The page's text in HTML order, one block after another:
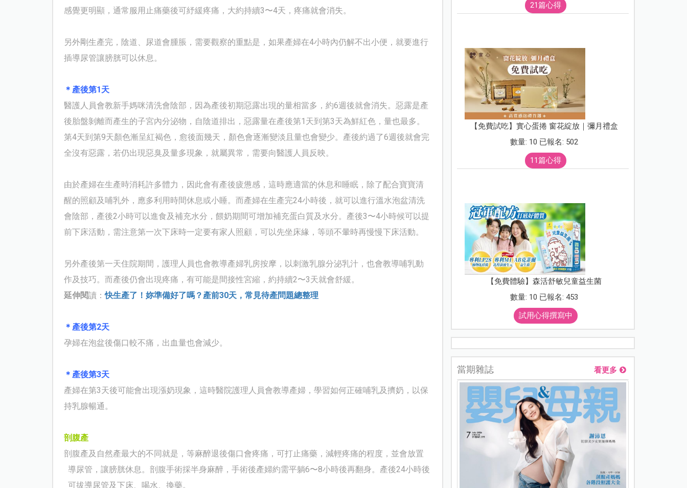
感覺更明顯，通常服用止痛藥後可紓緩疼痛，大約持續3〜4天，疼痛就會消失。
另外剛生產完，陰道、尿道會腫脹，需要觀察的重點是，如果產婦在4小時內仍解不出小便，就要進行
插導尿管讓膀胱可以休息。
＊產後第1天
醫護人員會教新手媽咪清洗會陰部，因為產後初期惡露出現的量相當多，約6週後就會消失。惡露是產
後胎盤剝離而產生的子宮內分泌物，自陰道排出，惡露量在產後第1天到第3天為鮮紅色，量也最多。
第4天到第9天顏色漸呈紅褐色，愈後面幾天，顏色會逐漸變淡且量也會變少。產後約過了6週後就會完
全沒有惡露，若仍出現惡臭及量多現象，就屬異常，需要向醫護人員反映。
由於產婦在生產時消耗許多體力，因此會有產後疲憊感，這時應適當的休息和睡眠，除了配合寶寶清
醒的照顧及哺乳外，應多利用時間休息或小睡。而產婦在生產完24小時後，就可以進行溫水泡盆清洗
會陰部，產後2小時可以進食及補充水分，餵奶期間可增加補充蛋白質及水分。產後3〜4小時候可以提
前下床活動，需注意第一次下床時一定要有家人照顧，可以先坐床緣，等頭不暈時再慢慢下床活動。
另外產後第一天住院期間，護理人員也會教導產婦乳房按摩，以刺激乳腺分泌乳汁，也會教導哺乳動
作及技巧。而產後仍會出現疼痛，有可能是間接性宮縮，約持續2〜3天就會舒緩。
延伸閱讀：快生產了！妳準備好了嗎？產前30天，常見待產問題總整理
＊產後第2天
孕婦在泡盆後傷口較不痛，出血量也會減少。
＊產後第3天
產婦在第3天後可能會出現漲奶現象，這時醫院護理人員會教導產婦，學習如何正確哺乳及擠奶，以保
持乳腺暢通。
剖腹產
剖腹產及自然產最大的不同就是，等麻醉退後傷口會疼痛，可打止痛藥，減輕疼痛的程度，並會放置
導尿管，讓膀胱休息。剖腹手術採半身麻醉，手術後產婦約需平躺6〜8小時後再翻身。產後24小時後
可拔導尿管及下床、喝水、換藥。
21篇心得
【免費試吃】實心蛋捲 窗花綻放｜彌月禮盒
數量: 10 已報名: 502
11篇心得
【免費體驗】森活舒敏兒童益生菌
數量: 10 已報名: 453
試用心得撰寫中
當期雜誌 看更多